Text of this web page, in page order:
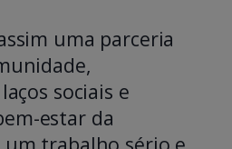
uma parceria
sociais e
estar da